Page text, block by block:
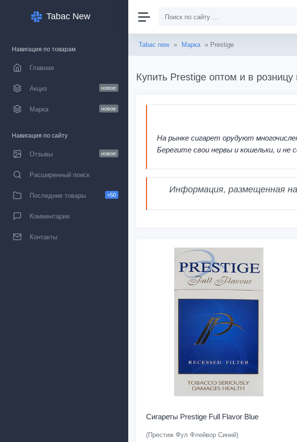
Tabac New
Навигация по товарам
Главная
Акциз новое
Марка новое
Навигация по сайту
Отзывы новое
Расширенный поиск
Последние товары +50
Комментарии
Контакты
Tabac new » Марка » Prestige
Купить Prestige оптом и в розницу
На рынке сигарет орудуют
Берегите свои нервы и кошельки, и не
Информация, размещенная
Сигареты Prestige Full Flavor Blue
(Престиж Фул Флейвор Синий)